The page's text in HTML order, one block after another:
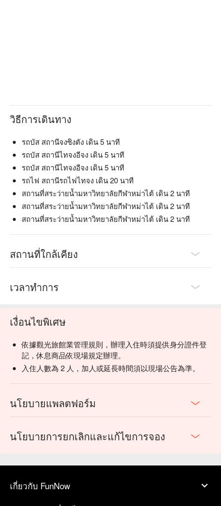
วิธีการเดินทาง
รถบัส สถานีจงซิงตัง เดิน 5 นาที
รถบัส สถานีไทจงอีจง เดิน 5 นาที
รถบัส สถานีไทจงอีจง เดิน 5 นาที
รถไฟ สถานีรถไฟไทจง เดิน 20 นาที
สถานที่สระว่ายน้ำมหาวิทยาลัยกีฬาหม่าไต้ เดิน 2 นาที
สถานที่สระว่ายน้ำมหาวิทยาลัยกีฬาหม่าไต้ เดิน 2 นาที
สถานที่สระว่ายน้ำมหาวิทยาลัยกีฬาหม่าไต้ เดิน 2 นาที
สถานที่ใกล้เคียง
เวลาทำการ
เงื่อนไขพิเศษ
依據觀光旅館業管理規則，辦理入住時須提供身分證件登
記，休息商品依現場規定辦理。
入住人數為 2 人，加人或延長時間須以現場公告為準。
นโยบายแพลตฟอร์ม
นโยบายการยกเลิกและแก้ไขการจอง
เกี่ยวกับ FunNow